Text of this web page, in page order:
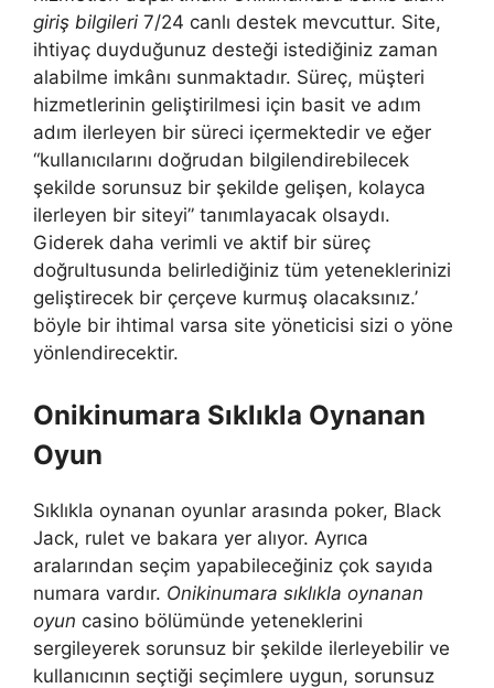
giriş bilgileri 7/24 canlı destek mevcuttur. Site,
ihtiyaç duyduğunuz desteği istediğiniz zaman
alabilme imkânı sunmaktadır. Süreç, müşteri
hizmetlerinin geliştirilmesi için basit ve adım
adım ilerleyen bir süreci içermektedir ve eğer
“kullanıcılarını doğrudan bilgilendirebilecek
şekilde sorunsuz bir şekilde gelişen, kolayca
ilerleyen bir siteyi” tanımlayacak olsaydı.
Giderek daha verimli ve aktif bir süreç
doğrultusunda belirlediğiniz tüm yeteneklerinizi
geliştirecek bir çerçeve kurmuş olacaksınız.’
böyle bir ihtimal varsa site yöneticisi sizi o yöne
yönlendirecektir.
Onikinumara Sıklıkla Oynanan
Oyun
Sıklıkla oynanan oyunlar arasında poker, Black
Jack, rulet ve bakara yer alıyor. Ayrıca
aralarından seçim yapabileceğiniz çok sayıda
numara vardır. Onikinumara sıklıkla oynanan
oyun casino bölümünde yeteneklerini
sergileyerek sorunsuz bir şekilde ilerleyebilir ve
kullanıcının seçtiği seçimlere uygun, sorunsuz